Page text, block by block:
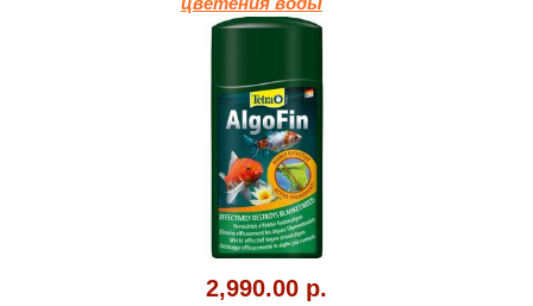
2,990.00 р.